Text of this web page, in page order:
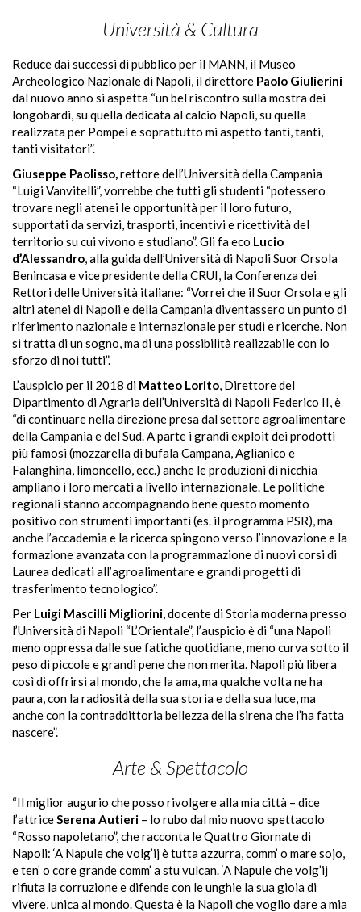
Università & Cultura
Reduce dai successi di pubblico per il MANN, il Museo
Archeologico Nazionale di Napoli, il direttore Paolo Giulierini
dal nuovo anno si aspetta “un bel riscontro sulla mostra dei
longobardi, su quella dedicata al calcio Napoli, su quella
realizzata per Pompei e soprattutto mi aspetto tanti, tanti,
tanti visitatori”.
Giuseppe Paolisso,rettore dell’Università della Campania
“Luigi Vanvitelli”, vorrebbe che tutti gli studenti “potessero
trovare negli atenei le opportunità per il loro futuro,
supportati da servizi, trasporti, incentivi e ricettività del
territorio su cui vivono e studiano”. Gli fa eco Lucio
d’Alessandro, alla guida dell’Università di Napoli Suor Orsola
Benincasa e vice presidente della CRUI, la Conferenza dei
Rettori delle Università italiane: “Vorreiche il SuorOrsolae gli
altri atenei di Napoli e della Campania diventassero un punto di
riferimento nazionale e internazionale per studi e ricerche. Non
si tratta di un sogno, ma di una possibilità realizzabile con lo
sforzo di noi tutti”.
L’auspicio per il 2018 di Matteo Lorito, Direttore del
Dipartimento di Agraria dell’Università di Napoli Federico II, è
“di continuare nella direzione presa dal settore agroalimentare
della Campania e del Sud. A parte i grandi exploit dei prodotti
più famosi (mozzarella di bufala Campana, Aglianico e
Falanghina, limoncello, ecc.) anche le produzioni di nicchia
ampliano i loro mercati a livello internazionale. Le politiche
regionali stanno accompagnando bene questo momento
positivo con strumenti importanti (es. il programma PSR), ma
anche l’accademia e la ricerca spingono verso l’innovazione e la
formazione avanzata con la programmazione di nuovi corsi di
Laurea dedicati all’agroalimentare e grandi progetti di
trasferimento tecnologico”.
Per Luigi Mascilli Migliorini,docente di Storia moderna presso
l’Università di Napoli “L’Orientale”, l’auspicio è di “una Napoli
meno oppressa dalle sue fatiche quotidiane, meno curva sotto il
peso di piccole e grandi pene che non merita. Napoli più libera
così di offrirsi al mondo, che la ama, ma qualche volta ne ha
paura, con la radiosità della sua storia e della sua luce, ma
anche con la contraddittoria bellezza della sirena che l’ha fatta
nascere”.
Arte & Spettacolo
“Il miglior augurio che posso rivolgere alla mia città – dice
l’attriceSerena Autieri – lo rubo dal mio nuovo spettacolo
“Rosso napoletano”, che racconta le Quattro Giornate di
Napoli: ‘A Napule che volg’ij è tutta azzurra, comm’ o mare sojo,
e ten’ o core grande comm’ a stu vulcan. ‘A Napule che volg’ij
rifiuta la corruzione e difende con le unghie la sua gioia di
vivere, unica al mondo. Questa è la Napoli che voglio dare a mia